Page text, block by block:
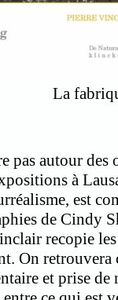
du
pas autour des
à
est
de Cindy
recopie
On retrouvera
et prise de